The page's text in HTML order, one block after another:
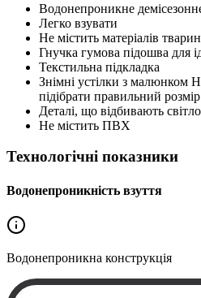
Водонепроникне
Легко взувати
Не містить матеріалів
Гнучка гумова підошва для
Текстильна підкладка
Знімні устілки з малюнком
підібрати правильний розмір
Деталі, що відбивають світло
Не містить ПВХ
Технологічні показники
Водонепроникність взуття
Водонепроникна конструкція